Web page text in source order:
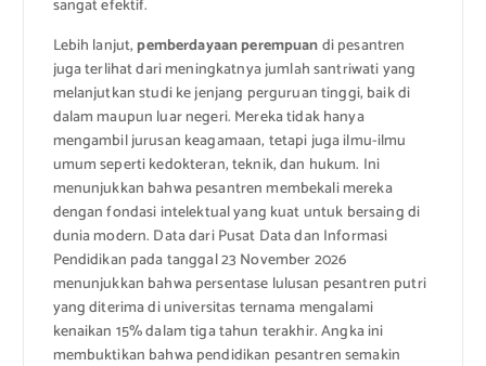
sangat efektif.
Lebih lanjut, pemberdayaan perempuandi pesantren
juga terlihat dari meningkatnya jumlah santriwati yang
melanjutkan studi ke jenjang perguruan tinggi, baik di
dalam maupun luar negeri. Mereka tidak hanya
mengambil jurusan keagamaan, tetapi juga ilmu-ilmu
umum seperti kedokteran, teknik, dan hukum. Ini
menunjukkan bahwa pesantren membekali mereka
dengan fondasi intelektual yang kuat untuk bersaing di
dunia modern. Data dari Pusat Data dan Informasi
Pendidikan pada tanggal 23 November 2026
menunjukkan bahwa persentase lulusan pesantren putri
yang diterima di universitas ternama mengalami
kenaikan 15% dalam tiga tahun terakhir. Angka ini
membuktikan bahwa pendidikan pesantren semakin